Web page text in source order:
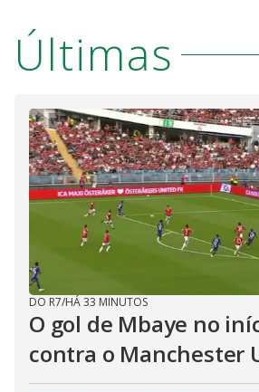
Últimas
DO R7/HÁ 33 MINUTOS
O gol de Mbaye no
contra o Manchester